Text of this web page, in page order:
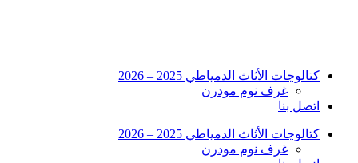
كتالوجات الأثاث الدمياطي 2025 – 2026
غرف نوم مودرن
اتصل بنا
كتالوجات الأثاث الدمياطي 2025 – 2026
غرف نوم مودرن